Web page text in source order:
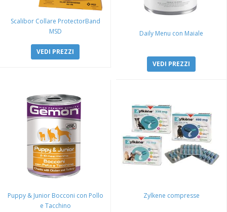
Scalibor Collare ProtectorBand
MSD
VEDI PREZZI
Daily Menu con Maiale
VEDI PREZZI
Puppy & Junior Bocconi con Pollo
e Tacchino
Zylkene compresse